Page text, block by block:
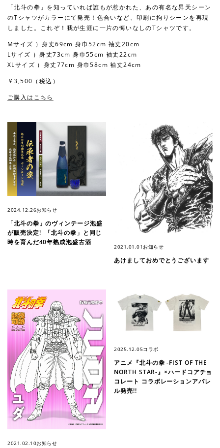
「北斗の拳」を知っていれば誰もが惹かれた、あの有名な昇天シーン
のTシャツがカラーにて発売！色合いなど、印刷に拘りシーンを再現
しました。これぞ！我が生涯に一片の悔いなしのTシャツです。
Mサイズ ）身丈69cm 身巾52cm 袖丈20cm
Lサイズ ）身丈73cm 身巾55cm 袖丈22cm
XLサイズ ）身丈77cm 身巾58cm 袖丈24cm
￥3,500（税込）
ご購入はこちら
2024.12.26お知らせ
「北斗の拳」のヴィンテージ泡盛
が販売決定! 「北斗の拳」と同じ
時を育んだ40年熟成泡盛古酒
2021.01.01お知らせ
あけましておめでとうございます
2021.02.10お知らせ
2025.12.05コラボ
アニメ『北斗の拳 -FIST OF THE
NORTH STAR-』×ハードコアチョ
コレート コラボレーションアパレ
ル発売!!